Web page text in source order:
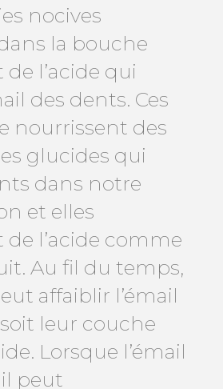
nocives
la bouche
l’acide qui
des dents. Ces
nourrissent des
glucides qui
dans notre
et elles
l’acide comme
Au fil du temps,
affaiblir l’émail
leur couche
Lorsque l’émail
peut